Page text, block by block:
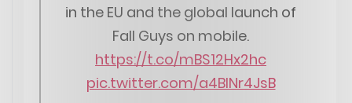
in the EU and the global launch of
Fall Guys on mobile.
https://t.co/mBS12Hx2hc
pic.twitter.com/a4BINr4JsB